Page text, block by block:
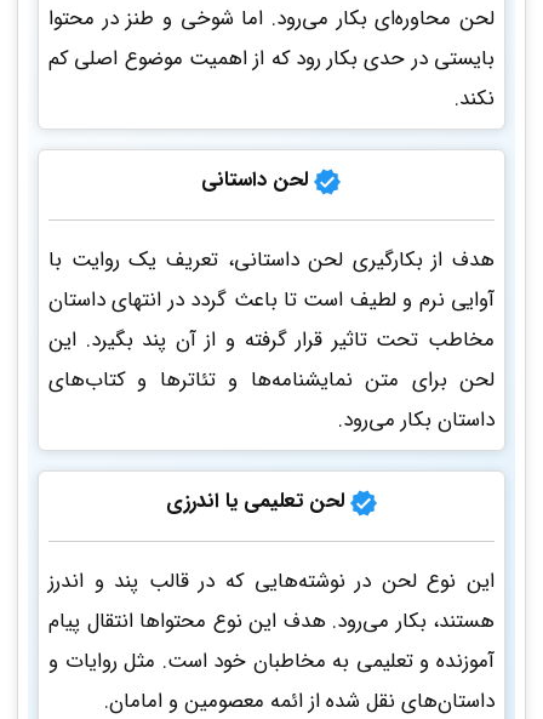
لحن محاوره‌ای بکار می‌رود. اما شوخی و طنز در محتوا
بایستی در حدی بکار رود که از اهمیت موضوع اصلی کم
نکند.
لحن داستانی
هدف از بکارگیری لحن داستانی، تعریف یک روایت با
آوایی نرم و لطیف است تا باعث گردد در انتهای داستان
مخاطب تحت تاثیر قرار گرفته و از آن پند بگیرد. این
لحن برای متن نمایشنامه‌ها و تئاترها و کتاب‌های
داستان بکار می‌رود.
لحن تعلیمی یا اندرزی
این نوع لحن در نوشته‌هایی که در قالب پند و اندرز
هستند، بکار می‌رود. هدف این نوع محتواها انتقال پیام
آموزنده و تعلیمی به مخاطبان خود است. مثل روایات و
داستان‌های نقل شده از ائمه معصومین و امامان.